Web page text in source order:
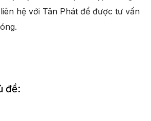
hệ với Tân Phát để được tư vấn
đề: